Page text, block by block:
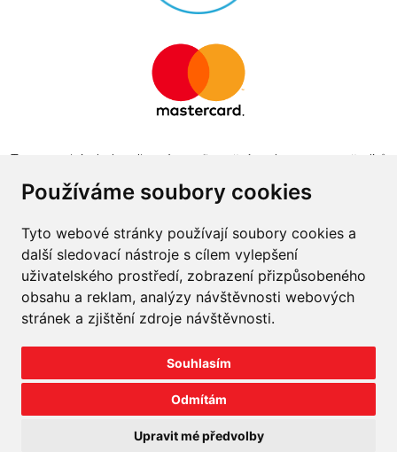
Používáme soubory cookies
Tyto webové stránky používají soubory cookies a
další sledovací nástroje s cílem vylepšení
uživatelského prostředí, zobrazení přizpůsobeného
obsahu a reklam, analýzy návštěvnosti webových
stránek a zjištění zdroje návštěvnosti.
Souhlasím
Odmítám
Upravit mé předvolby
Tento projekt byl realizován za finanční podpory z prostředků
obchodu v programu The Country for the Future
2026prodej-pneu.cz
Napište nám
Velkoobchod